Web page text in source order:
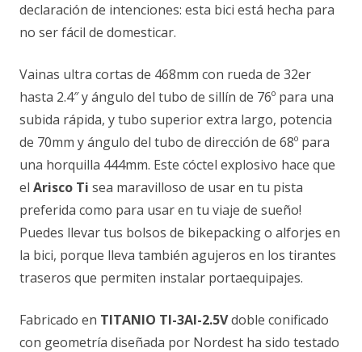
declaración de intenciones: esta bici está hecha para
no ser fácil de domesticar.
Vainas ultra cortas de 468mm con rueda de 32er
hasta 2.4″ y ángulo del tubo de sillín de 76º para una
subida rápida, y tubo superior extra largo, potencia
de 70mm y ángulo del tubo de dirección de 68º para
una horquilla 444mm. Este cóctel explosivo hace que
el Arisco Ti sea maravilloso de usar en tu pista
preferida como para usar en tu viaje de sueño!
Puedes llevar tus bolsos de bikepacking o alforjes en
la bici, porque lleva también agujeros en los tirantes
traseros que permiten instalar portaequipajes.
Fabricado en TITANIO TI-3Al-2.5Vdoble conificado
con geometría diseñada por Nordest ha sido testado